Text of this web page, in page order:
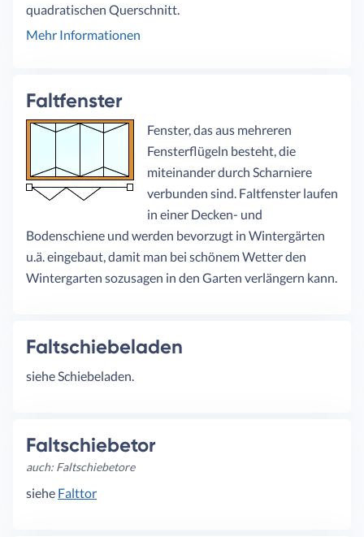
quadratischen Querschnitt.
Mehr Informationen
Faltfenster
Fenster, das aus mehreren
Fensterflügeln besteht, die
miteinander durch Scharniere
verbunden sind. Faltfenster laufen
in einer Decken- und
Bodenschiene und werden bevorzugt in Wintergärten
u.ä. eingebaut, damit man bei schönem Wetter den
Wintergarten sozusagen in den Garten verlängern kann.
Faltschiebeladen
siehe Schiebeladen.
Faltschiebetor
auch: Faltschiebetore
siehe Falttor